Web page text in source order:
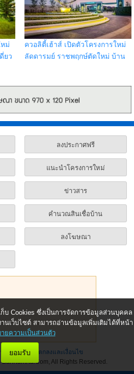
ม่
ยว
ควอลิตี้เฮ้าส์ เปิดตัวโครงการใหม่
ลัดดารมย์ ราชพฤกษ์ตัดใหม่ บ้าน
ลงประกาศฟรี
แนะนำโครงการใหม่
ข่าวสาร
คำนวณสินเชื่อบ้าน
ลงโฆษณา
ส่วนตัว| ข้อตกลงและเงื่อนไข
All Rights Reserved.
ก็บ Cookies ซึ่งเป็นการจัดการข้อมูลส่วนบุคคล
นเว็บไซต์ สามารถอ่านข้อมูลเพิ่มเติมได้ที่หน้า
ยความเป็นส่วนตัว
ยอมรับ